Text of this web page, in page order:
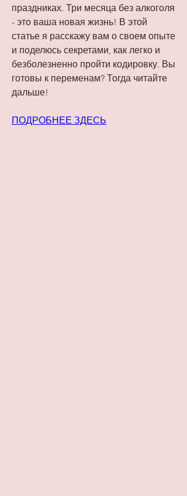
праздниках. Три месяца без алкоголя
- это ваша новая жизнь! В этой
статье я расскажу вам о своем опыте
и поделюсь секретами, как легко и
безболезненно пройти кодировку. Вы
готовы к переменам? Тогда читайте
дальше!
ПОДРОБНЕЕ ЗДЕСЬ